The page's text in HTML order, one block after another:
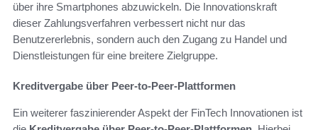
über ihre Smartphones abzuwickeln. Die Innovationskraft
dieser Zahlungsverfahren verbessert nicht nur das
Benutzererlebnis, sondern auch den Zugang zu Handel und
Dienstleistungen für eine breitere Zielgruppe.
Kreditvergabe über Peer-to-Peer-Plattformen
Ein weiterer faszinierender Aspekt der FinTech Innovationen ist